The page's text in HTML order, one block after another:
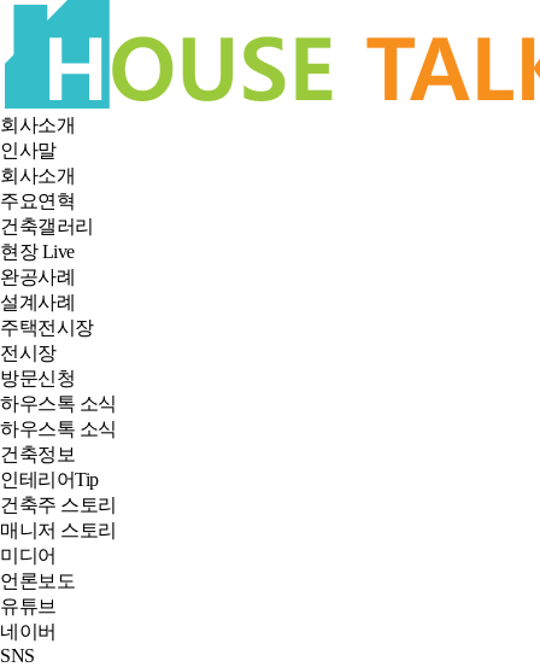
회사소개
인사말
회사소개
주요연혁
건축갤러리
현장 Live
완공사례
설계사례
주택전시장
전시장
방문신청
하우스톡 소식
하우스톡 소식
건축정보
인테리어Tip
건축주 스토리
매니저 스토리
미디어
언론보도
유튜브
네이버
SNS